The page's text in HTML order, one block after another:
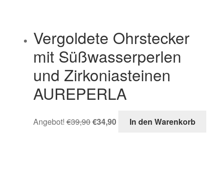
Vergoldete Ohrstecker
mit Süßwasserperlen
und Zirkoniasteinen
AUREPERLA
Angebot! €39,90€34,90 In den Warenkorb